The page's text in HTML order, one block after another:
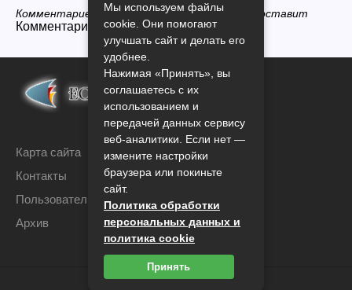
Комментариев нет, будьте первым кто его оставит
Комментарии закрыты.
Карта сайта
Контакты
Пользовательское соглашение
Архив
Мы используем файлы
cookie. Они помогают
улучшать сайт и делать его
удобнее.
Нажимая «Принять», вы
соглашаетесь с их
использованием и
передачей данных сервису
веб-аналитики. Если нет —
измените настройки
браузера или покиньте
сайт.
Политика обработки
персональных данных и
политика cookie
Принять